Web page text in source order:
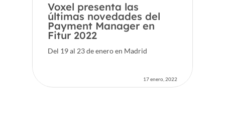
Voxel presenta las
últimas novedades del
Payment Manager en
Fitur 2022
Del 19 al 23 de enero en Madrid
17 enero, 2022